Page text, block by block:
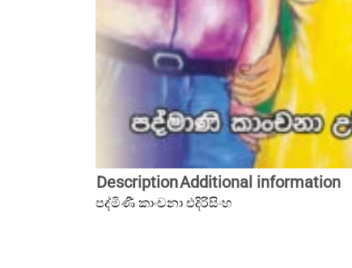
DescriptionAdditional information
පද්මිණී කාංචනා එදිරිසිංහ